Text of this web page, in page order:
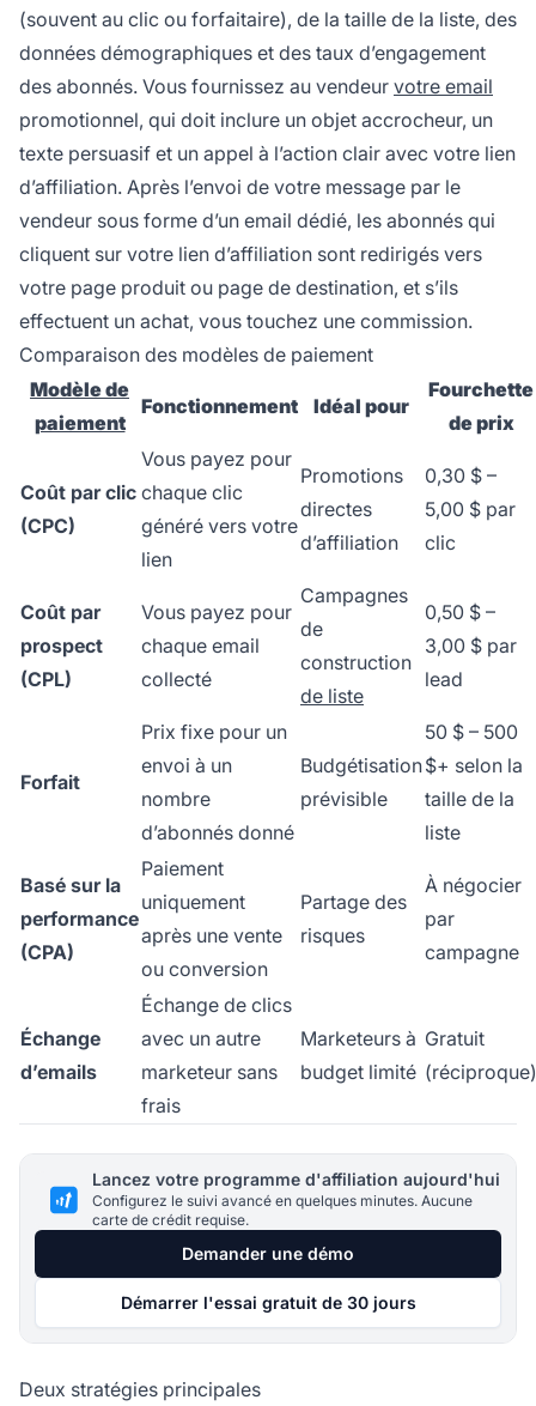
(souvent au clic ou forfaitaire), de la taille de la liste, des
données démographiques et des taux d’engagement
des abonnés. Vous fournissez au vendeur votre email
promotionnel, qui doit inclure un objet accrocheur, un
texte persuasif et un appel à l’action clair avec votre lien
d’affiliation. Après l’envoi de votre message par le
vendeur sous forme d’un email dédié, les abonnés qui
cliquent sur votre lien d’affiliation sont redirigés vers
votre page produit ou page de destination, et s’ils
effectuent un achat, vous touchez une commission.
Comparaison des modèles de paiement
Modèle de
paiement
Fonctionnement Idéal pour
Fourchette
de prix
Coût par clic
(CPC)
Vous payez pour
chaque clic
généré vers votre
lien
Promotions
directes
d’affiliation
0,30 $ –
5,00 $ par
clic
Coût par
prospect
(CPL)
Vous payez pour
chaque email
collecté
Campagnes
de
construction
de liste
0,50 $ –
3,00 $ par
lead
Forfait
Prix fixe pour un
envoi à un
nombre
d’abonnés donné
Budgétisation
prévisible
50 $ – 500
$+ selon la
taille de la
liste
Basé sur la
performance
(CPA)
Paiement
uniquement
après une vente
ou conversion
Partage des
risques
À négocier
par
campagne
Échange
d’emails
Échange de clics
avec un autre
marketeur sans
frais
Marketeurs à
budget limité
Gratuit
(réciproque)
Lancez votre programme d'affiliation aujourd'hui
Configurez le suivi avancé en quelques minutes. Aucune
carte de crédit requise.
Demander une démo
Démarrer l'essai gratuit de 30 jours
Deux stratégies principales